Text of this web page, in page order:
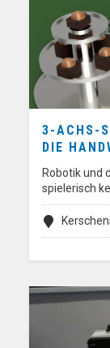
3-ACHS-
DIE
Robotik und
spielerisch